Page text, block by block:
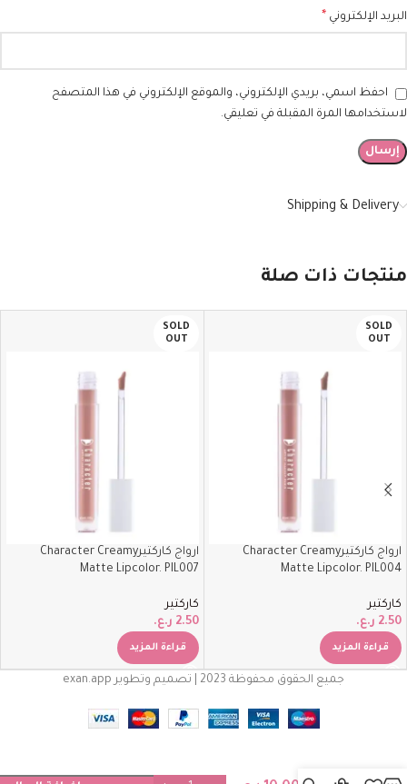
البريد الإلكتروني *
احفظ اسمي، بريدي الإلكتروني، والموقع الإلكتروني في هذا المتصفح
لاستخدامها المرة المقبلة في تعليقي.
Shipping & Delivery
منتجات ذات صلة
SOLD
OUT
ارواج كاركتيرCharacter Creamy
Matte Lipcolor. PIL004
كاركتير
2.50 ر.ع.
قراءة المزيد
SOLD
OUT
ارواج كاركتيرCharacter Creamy
Matte Lipcolor. PIL007
كاركتير
2.50 ر.ع.
قراءة المزيد
جميع الحقوق محفوظة 2023 | تصميم وتطوير exan.app